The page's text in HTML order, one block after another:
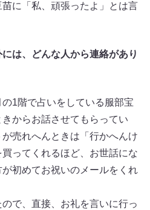
に「私、頑張ったよ」とは言
は、どんな人から連絡があり
1階で占いをしている服部宝
からお話させてもらってい
売れへんときは「行かへんけ
ってくれるほど、お世話にな
初めてお祝いのメールをくれ
で、直接、お礼を言いに行っ